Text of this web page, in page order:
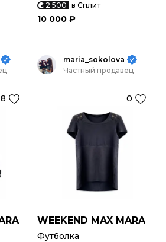
2 500 в Сплит
10 000 ₽
8
maria_sokolova
Частный продавец
0
WEEKEND MAX MARA
Футболка